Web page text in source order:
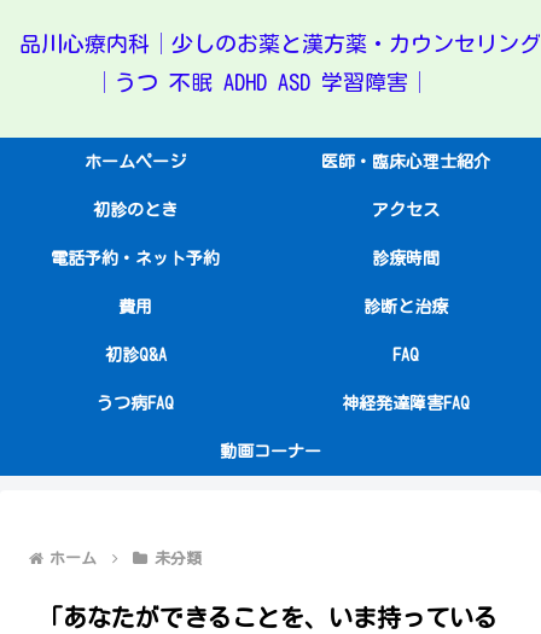
品川心療内科│少しのお薬と漢方薬・カウンセリング
│うつ 不眠 ADHD ASD 学習障害│
ホームページ 医師・臨床心理士紹介
初診のとき アクセス
電話予約・ネット予約 診療時間
費用 診断と治療
初診Q&A FAQ
うつ病FAQ 神経発達障害FAQ
動画コーナー
ホーム 未分類
「あなたができることを、いま持っている